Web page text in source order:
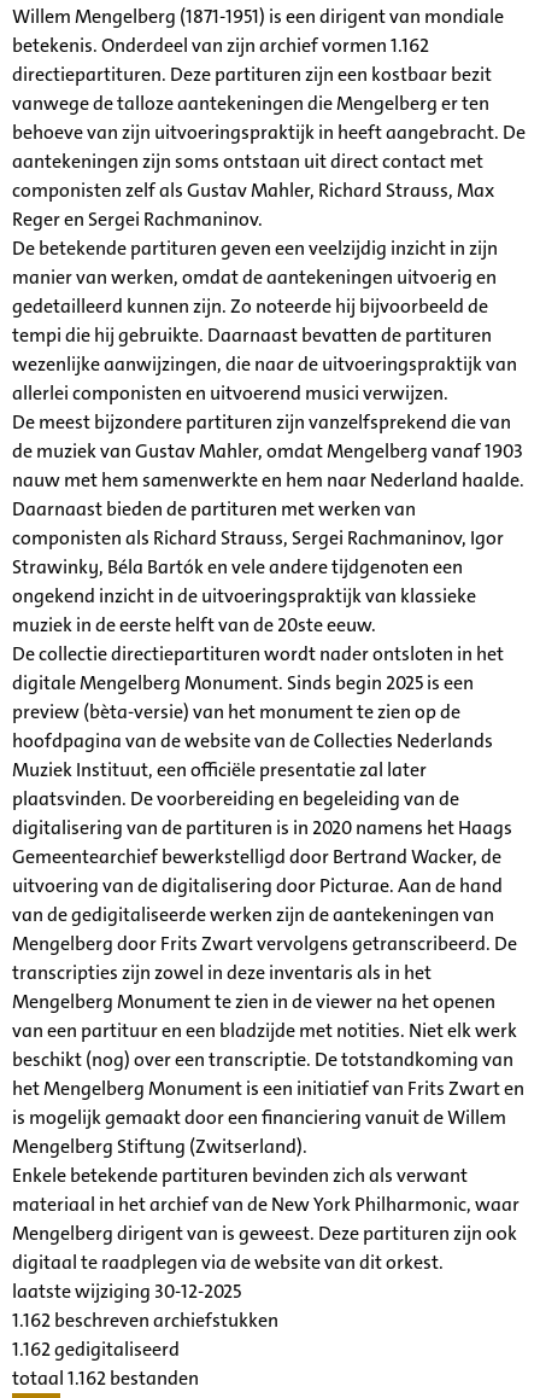
Willem Mengelberg (1871-1951) is een dirigent van mondiale
betekenis. Onderdeel van zijn archief vormen 1.162
directiepartituren. Deze partituren zijn een kostbaar bezit
vanwege de talloze aantekeningen die Mengelberg er ten
behoeve van zijn uitvoeringspraktijk in heeft aangebracht. De
aantekeningen zijn soms ontstaan uit direct contact met
componisten zelf als Gustav Mahler, Richard Strauss, Max
Reger en Sergei Rachmaninov.
De betekende partituren geven een veelzijdig inzicht in zijn
manier van werken, omdat de aantekeningen uitvoerig en
gedetailleerd kunnen zijn. Zo noteerde hij bijvoorbeeld de
tempi die hij gebruikte. Daarnaast bevatten de partituren
wezenlijke aanwijzingen, die naar de uitvoeringspraktijk van
allerlei componisten en uitvoerend musici verwijzen.
De meest bijzondere partituren zijn vanzelfsprekend die van
de muziek van Gustav Mahler, omdat Mengelberg vanaf 1903
nauw met hem samenwerkte en hem naar Nederland haalde.
Daarnaast bieden de partituren met werken van
componisten als Richard Strauss, Sergei Rachmaninov, Igor
Strawinky, Béla Bartók en vele andere tijdgenoten een
ongekend inzicht in de uitvoeringspraktijk van klassieke
muziek in de eerste helft van de 20ste eeuw.
De collectie directiepartituren wordt nader ontsloten in het
digitale Mengelberg Monument. Sinds begin 2025 is een
preview (bèta-versie) van het monument te zien op de
hoofdpagina van de website van de Collecties Nederlands
Muziek Instituut, een officiële presentatie zal later
plaatsvinden. De voorbereiding en begeleiding van de
digitalisering van de partituren is in 2020 namens het Haags
Gemeentearchief bewerkstelligd door Bertrand Wacker, de
uitvoering van de digitalisering door Picturae. Aan de hand
van de gedigitaliseerde werken zijn de aantekeningen van
Mengelberg door Frits Zwart vervolgens getranscribeerd. De
transcripties zijn zowel in deze inventaris als in het
Mengelberg Monument te zien in de viewer na het openen
van een partituur en een bladzijde met notities. Niet elk werk
beschikt (nog) over een transcriptie. De totstandkoming van
het Mengelberg Monument is een initiatief van Frits Zwart en
is mogelijk gemaakt door een financiering vanuit de Willem
Mengelberg Stiftung (Zwitserland).
Enkele betekende partituren bevinden zich als verwant
materiaal in het archief van de New York Philharmonic, waar
Mengelberg dirigent van is geweest. Deze partituren zijn ook
digitaal te raadplegen via de website van dit orkest.
laatste wijziging 30-12-2025
1.162 beschreven archiefstukken
1.162 gedigitaliseerd
totaal 1.162 bestanden